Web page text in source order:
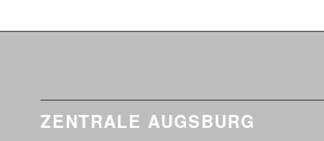
ZENTRALE AUGSBURG